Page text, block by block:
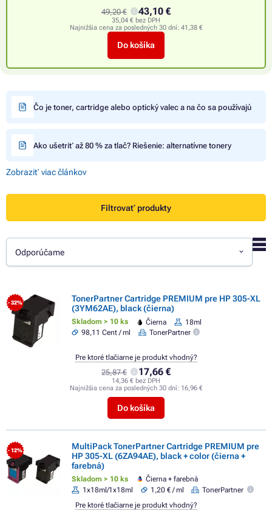
49,20 € 43,10 €
35,04 € bez DPH
Najnižšia cena za posledných 30 dní: 41,38 €
Do košíka
Čo je toner, cartridge alebo optický valec a na čo sa používajú
Ako ušetriť až 80 % za tlač? Riešenie: alternatívne tonery
Zobraziť viac článkov
Filtrovať produkty
Odporúčame
- 32%
TonerPartner Cartridge PREMIUM pre HP 305-XL
(3YM62AE), black (čierna)
Skladom > 10 ks Čierna
18ml
98,11 Cent / ml
TonerPartner
25,87 € 17,66 €
14,36 € bez DPH
Najnižšia cena za posledných 30 dní: 16,96 €
Do košíka
Pre ktoré tlačiarne je produkt vhodný?
- 12%
MultiPack TonerPartner Cartridge PREMIUM pre
HP 305-XL (6ZA94AE), black + color (čierna +
farebná)
Skladom > 10 ks
Čierna + farebná
1x18ml/1x18ml
1,20 € / ml TonerPartner
Pre ktoré tlačiarne je produkt vhodný?